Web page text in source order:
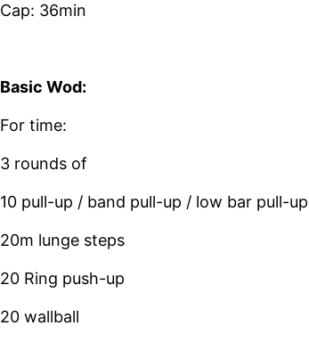
Cap: 36min
Basic Wod:
For time:
3 rounds of
10 pull-up / band pull-up / low bar pull-up
20m lunge steps
20 Ring push-up
20 wallball